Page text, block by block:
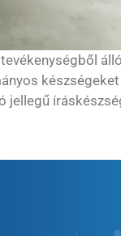
jellegű